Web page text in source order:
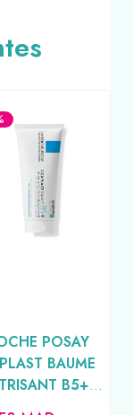
POSAY
BAUME
B5+